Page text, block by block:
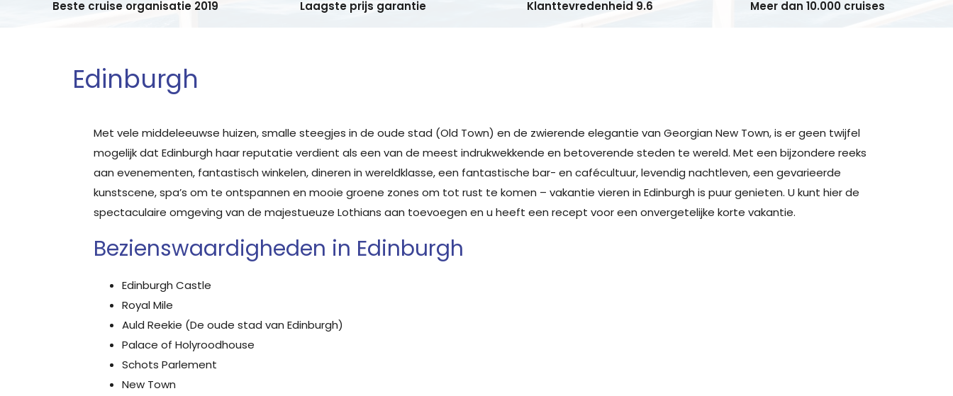
Beste cruise organisatie 2019 Laagste prijs garantie Klanttevredenheid 9.6 Meer dan 10.000 cruises
Edinburgh
Met vele middeleeuwse huizen, smalle steegjes in de oude stad (Old Town) en de zwierende elegantie van Georgian New Town, is er geen twijfel
mogelijk dat Edinburgh haar reputatie verdient als een van de meest indrukwekkende en betoverende steden te wereld. Met een bijzondere reeks
aan evenementen, fantastisch winkelen, dineren in wereldklasse, een fantastische bar- en cafécultuur, levendig nachtleven, een gevarieerde
kunstscene, spa’s om te ontspannen en mooie groene zones om tot rust te komen – vakantie vieren in Edinburgh is puur genieten. U kunt hier de
spectaculaire omgeving van de majestueuze Lothians aan toevoegen en u heeft een recept voor een onvergetelijke korte vakantie.
Bezienswaardigheden in Edinburgh
Edinburgh Castle
Royal Mile
Auld Reekie (De oude stad van Edinburgh)
Palace of Holyroodhouse
Schots Parlement
New Town